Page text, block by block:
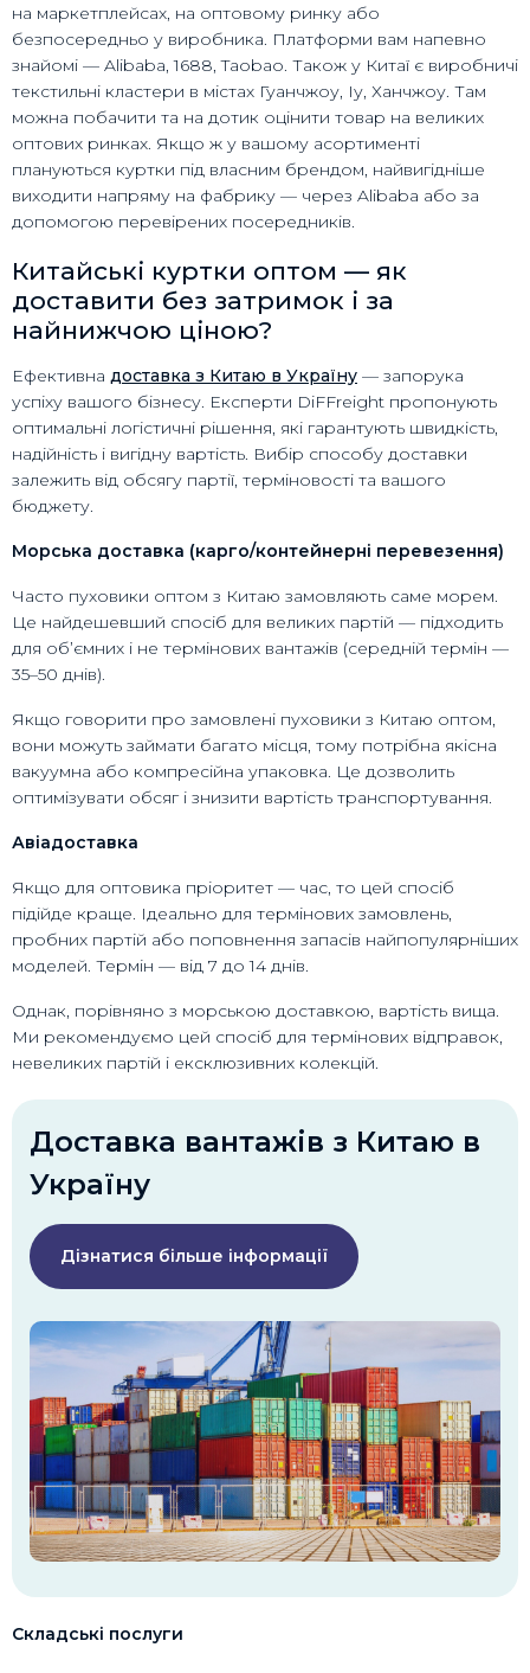
на маркетплейсах, на оптовому ринку або
безпосередньо у виробника. Платформи вам напевно
знайомі — Alibaba, 1688, Taobao. Також у Китаї є виробничі
текстильні кластери в містах Гуанчжоу, Іу, Ханчжоу. Там
можна побачити та на дотик оцінити товар на великих
оптових ринках. Якщо ж у вашому асортименті
плануються куртки під власним брендом, найвигідніше
виходити напряму на фабрику — через Alibaba або за
допомогою перевірених посередників.
Китайські куртки оптом — як
доставити без затримок і за
найнижчою ціною?
Ефективна доставка з Китаю в Україну — запорука
успіху вашого бізнесу. Експерти DiFFreight пропонують
оптимальні логістичні рішення, які гарантують швидкість,
надійність і вигідну вартість. Вибір способу доставки
залежить від обсягу партії, терміновості та вашого
бюджету.
Морська доставка (карго/контейнерні перевезення)
Часто пуховики оптом з Китаю замовляють саме морем.
Це найдешевший спосіб для великих партій — підходить
для об’ємних і не термінових вантажів (середній термін —
35–50 днів).
Якщо говорити про замовлені пуховики з Китаю оптом,
вони можуть займати багато місця, тому потрібна якісна
вакуумна або компресійна упаковка. Це дозволить
оптимізувати обсяг і знизити вартість транспортування.
Авіадоставка
Якщо для оптовика пріоритет — час, то цей спосіб
підійде краще. Ідеально для термінових замовлень,
пробних партій або поповнення запасів найпопулярніших
моделей. Термін — від 7 до 14 днів.
Однак, порівняно з морською доставкою, вартість вища.
Ми рекомендуємо цей спосіб для термінових відправок,
невеликих партій і ексклюзивних колекцій.
Доставка вантажів з Китаю в
Україну
Дізнатися більше інформації
Складські послуги